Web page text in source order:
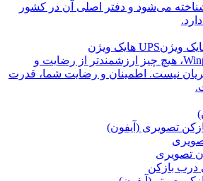
UPS هایک ویژن
تصویری (آیفون)
تصویری
درب بازکن